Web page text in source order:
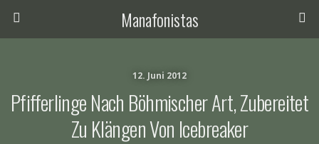
Manafonistas
12. Juni 2012
Pfifferlinge Nach Böhmischer Art, Zubereitet
Zu Klängen Von Icebreaker